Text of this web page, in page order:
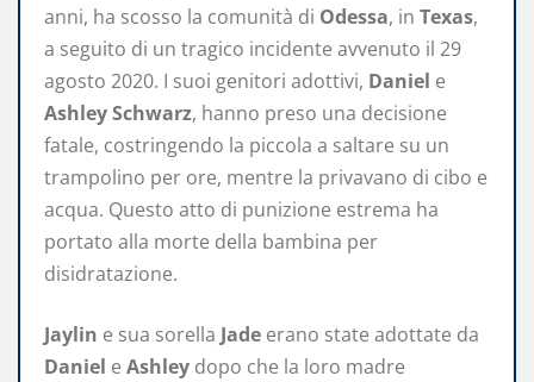
anni, ha scosso la comunità di Odessa, in Texas,
a seguito di un tragico incidente avvenuto il 29
agosto 2020. I suoi genitori adottivi, Daniel e
Ashley Schwarz, hanno preso una decisione
fatale, costringendo la piccola a saltare su un
trampolino per ore, mentre la privavano di cibo e
acqua. Questo atto di punizione estrema ha
portato alla morte della bambina per
disidratazione.
Jaylin e sua sorella Jade erano state adottate da
Daniel e Ashley dopo che la loro madre